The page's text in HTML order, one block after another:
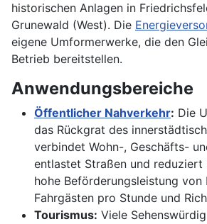
historischen Anlagen in
Grunewald (West). Die
eigene Umformerwerke, die den
Betrieb bereitstellen.
Anwendungsbereiche
Öffentlicher Nahverkehr: Die
das Rückgrat des
verbindet Wohn-, Geschäfts-
entlastet Straßen und reduziert
hohe Beförderungsleistung
Fahrgästen pro Stunde und
Tourismus: Viele